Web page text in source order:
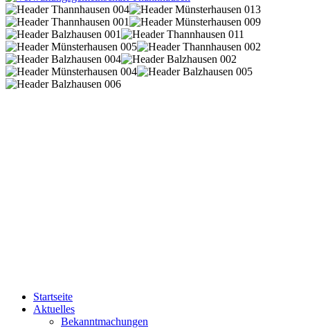
Startseite
Aktuelles
Bekanntmachungen